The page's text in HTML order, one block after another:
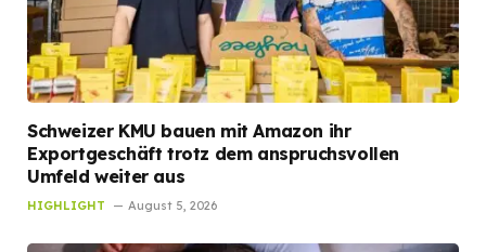
Schweizer KMU bauen mit Amazon ihr
Exportgeschäft trotz dem anspruchsvollen
Umfeld weiter aus
HIGHLIGHT August 5, 2026